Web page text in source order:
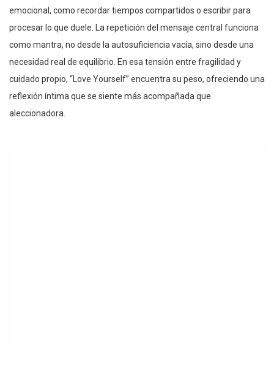
emocional, como recordar tiempos compartidos o escribir para
procesar lo que duele. La repetición del mensaje central funciona
como mantra, no desde la autosuficiencia vacía, sino desde una
necesidad real de equilibrio. En esa tensión entre fragilidad y
cuidado propio, “Love Yourself” encuentra su peso, ofreciendo una
reflexión íntima que se siente más acompañada que
aleccionadora.